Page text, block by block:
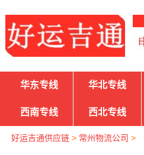
华东专线 华北专线
西南专线 西北专线
好运吉通供应链> 常州物流公司 >